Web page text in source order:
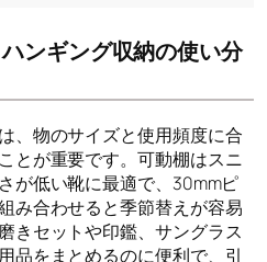
ンギング収納の使い分
、物のサイズと使用頻度に合
とが重要です。可動棚はスニ
が低い靴に最適で、30mmピ
み合わせると季節替えが容易
きセットや印鑑、サングラス
品をまとめるのに便利で、引